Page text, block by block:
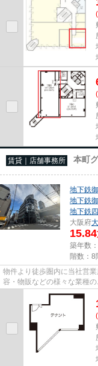
賃貸｜店舗事務所 本町
地下鉄
地下鉄
地下鉄
大阪府
15.84
築年数
階数：8
物件より徒歩圏内に当社営
容・物販などの様々な業種
尚、弊社ではおとり広告は